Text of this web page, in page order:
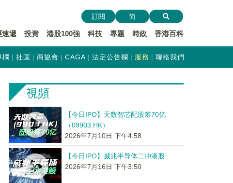
速遞 投資 港股100強 科技 專題 時政 香港百科
訂閱 简
欄 社區 商協會 CAGA 法定公告欄 服務 聯絡我們
視頻
【今日IPO】天数智芯配股筹70亿
（09903.HK）
2026年7月10日 下午4:58
【今日IPO】威兆半导体二冲港股
2026年7月16日 下午3:50